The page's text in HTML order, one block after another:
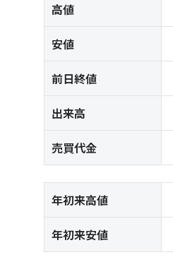
高値
安値
前日終値
出来高
売買代金
年初来高値
年初来安値